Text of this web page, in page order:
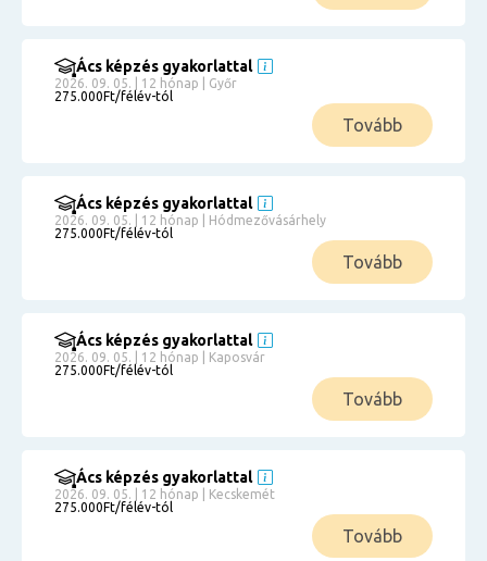
Ács képzés gyakorlattal
2026. 09. 05. | 12 hónap | Győr
275.000Ft/félév-tól
Tovább
Ács képzés gyakorlattal
2026. 09. 05. | 12 hónap | Hódmezővásárhely
275.000Ft/félév-tól
Tovább
Ács képzés gyakorlattal
2026. 09. 05. | 12 hónap | Kaposvár
275.000Ft/félév-tól
Tovább
Ács képzés gyakorlattal
2026. 09. 05. | 12 hónap | Kecskemét
275.000Ft/félév-tól
Tovább